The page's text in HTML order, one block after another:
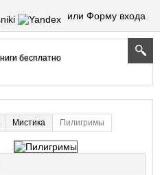
или Форму входа
Мистика Пилигримы